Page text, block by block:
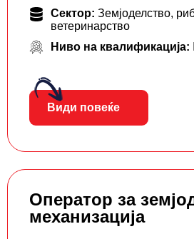
Сектор: Земјоделство,
ветеринарство
Ниво на квалификација:
Види повеќе
Оператор за
механизација